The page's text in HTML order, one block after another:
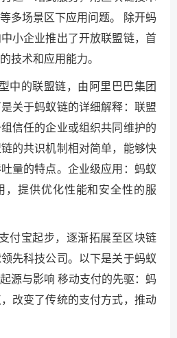
多场景区下应用问题。 除开蚂
小企业推出了开放联盟链，首
技术和应用能力。
中的联盟链，由阿里巴巴集团
关于蚂蚁链的详细解释：联盟
信任的企业或组织共同维护的
的共识机制相对简单，能够快
量的特点。企业级应用：蚂蚁
，提供优化性能和安全性的服
付宝起步，逐渐拓展至区块链
先科技公司。以下是关于蚂蚁
源与影响 移动支付的先驱：蚂
改变了传统的支付方式，推动